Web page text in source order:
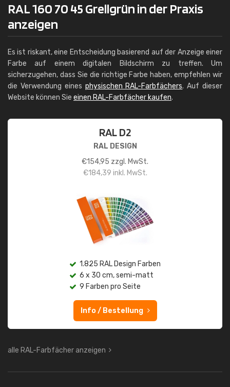
RAL 160 70 45 Grellgrün in der Praxis
anzeigen
Es ist riskant, eine Entscheidung basierend auf der Anzeige einer
Farbe auf einem digitalen Bildschirm zu treffen. Um
sicherzugehen, dass Sie die richtige Farbe haben, empfehlen wir
die Verwendung eines physischen RAL-Farbfächers. Auf dieser
Website können Sie einen RAL-Farbfächer kaufen.
RAL D2
RAL DESIGN
€154,95 zzgl. MwSt.
€184,39 inkl. MwSt.
1.825 RAL Design Farben
6 x 30 cm, semi-matt
9 Farben pro Seite
Info / Bestellung
alle RAL-Farbfächer anzeigen